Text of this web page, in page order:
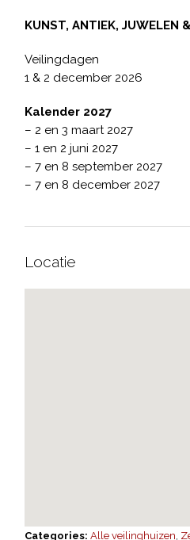
KUNST, ANTIEK, JUWELEN
Veilingdagen
1 & 2 december 2026
Kalender 2027
– 2 en 3 maart 2027
– 1 en 2 juni 2027
– 7 en 8 september 2027
– 7 en 8 december 2027
Locatie
Categories: Alle veilinghuizen,